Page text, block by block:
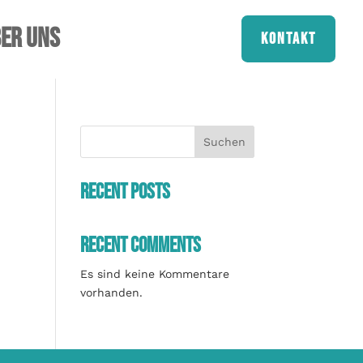
uns Kontakt
Suchen
Recent Posts
Recent Comments
Es sind keine Kommentare
vorhanden.